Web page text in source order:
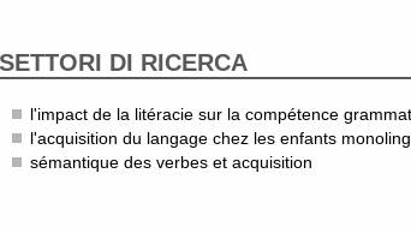
SETTORI DI RICERCA
l'impact de la litéracie sur la compétence
l'acquisition du langage chez les enfants
sémantique des verbes et acquisition